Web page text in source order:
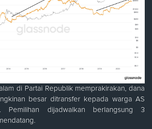
di Partai Republik memprakirakan, dana
besar ditransfer kepada warga AS
Pemilihan dijadwalkan berlangsung 3